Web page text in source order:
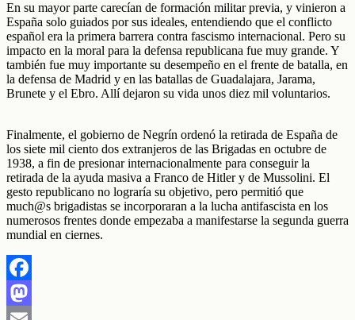
En su mayor parte carecían de formación militar previa, y vinieron a
España solo guiados por sus ideales, entendiendo que el conflicto
español era la primera barrera contra fascismo internacional. Pero su
impacto en la moral para la defensa republicana fue muy grande. Y
también fue muy importante su desempeño en el frente de batalla, en
la defensa de Madrid y en las batallas de Guadalajara, Jarama,
Brunete y el Ebro. Allí dejaron su vida unos diez mil voluntarios.
Finalmente, el gobierno de Negrín ordenó la retirada de España de
los siete mil ciento dos extranjeros de las Brigadas en octubre de
1938, a fin de presionar internacionalmente para conseguir la
retirada de la ayuda masiva a Franco de Hitler y de Mussolini. El
gesto republicano no lograría su objetivo, pero permitió que
much@s brigadistas se incorporaran a la lucha antifascista en los
numerosos frentes donde empezaba a manifestarse la segunda guerra
mundial en ciernes.
Facebook